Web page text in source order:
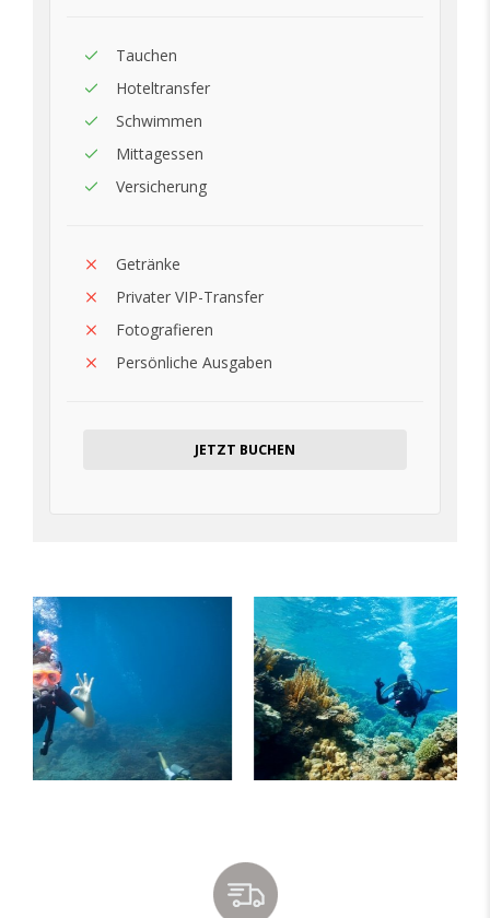
Tauchen
Hoteltransfer
Schwimmen
Mittagessen
Versicherung
Getränke
Privater VIP-Transfer
Fotografieren
Persönliche Ausgaben
JETZT BUCHEN